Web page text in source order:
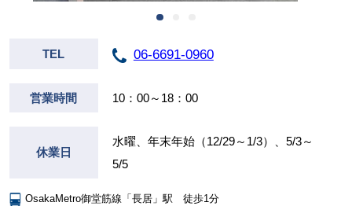
TEL 06-6691-0960
営業時間 10：00～18：00
休業日
水曜、年末年始（12/29～1/3）、5/3～
5/5
OsakaMetro御堂筋線「長居」駅 徒歩1分